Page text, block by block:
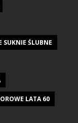
SUKNIE ŚLUBNE
LATA 60